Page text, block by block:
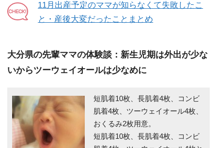
11月出産予定のママが知らなくて失敗したこ
と・産後大変だったことまとめ
大分県の先輩ママの体験談：新生児期は外出が少な
いからツーウェイオールは少なめに
短肌着10枚、長肌着4枚、コンビ
肌着4枚、ツーウェイオール4枚、
おくるみ2枚用意。
短肌着10枚、長肌着4枚、コンビ